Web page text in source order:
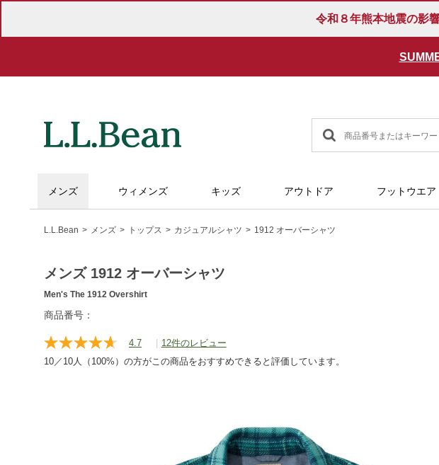
令和８年熊本地震の影
メンズ ウィメンズ キッズ アウトドア フットウエア
L.L.Bean メンズ トップス カジュアルシャツ 1912 オーバーシャツ
メンズ 1912 オーバーシャツ
Men's The 1912 Overshirt
https://www.llbean.co.jp/mens/tops/casual-
商品番号：
4.7
レ
ビ
| 12件のレビュー
10／10人（100%）の方がこの商品をおすすめできると評価しています。